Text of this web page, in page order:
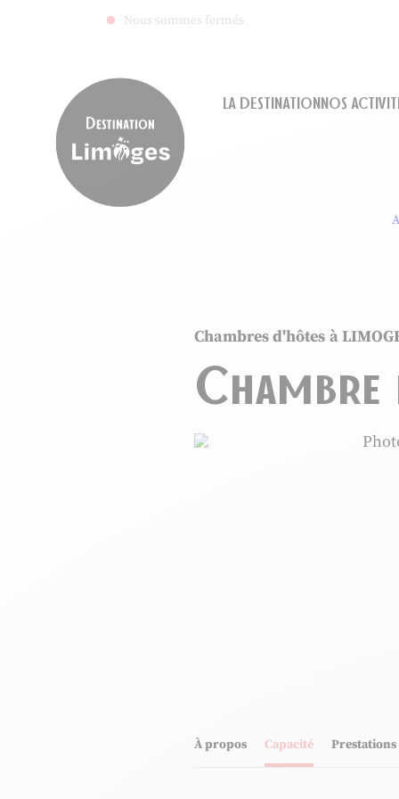
Nous sommes fermés
LA DESTINATIONNOS
Chambres d'hôtes à
Chambre d'hôtes Mme Courty
À propos Capacité Prestations